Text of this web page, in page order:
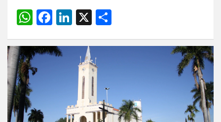
W
at
s
A
p
p
F
ce
k
Li
ke
dI
n
X
ar